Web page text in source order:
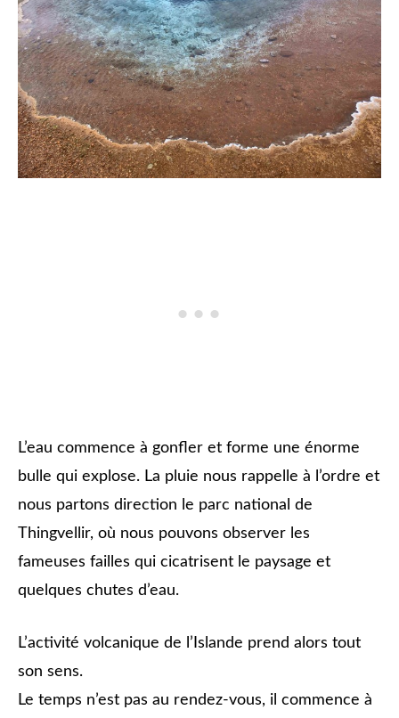
L’eau commence à gonfler et forme une énorme
bulle qui explose. La pluie nous rappelle à l’ordre et
nous partons direction le parc national de
Thingvellir, où nous pouvons observer les
fameuses failles qui cicatrisent le paysage et
quelques chutes d’eau.
L’activité volcanique de l’Islande prend alors tout
son sens.
Le temps n’est pas au rendez-vous, il commence à